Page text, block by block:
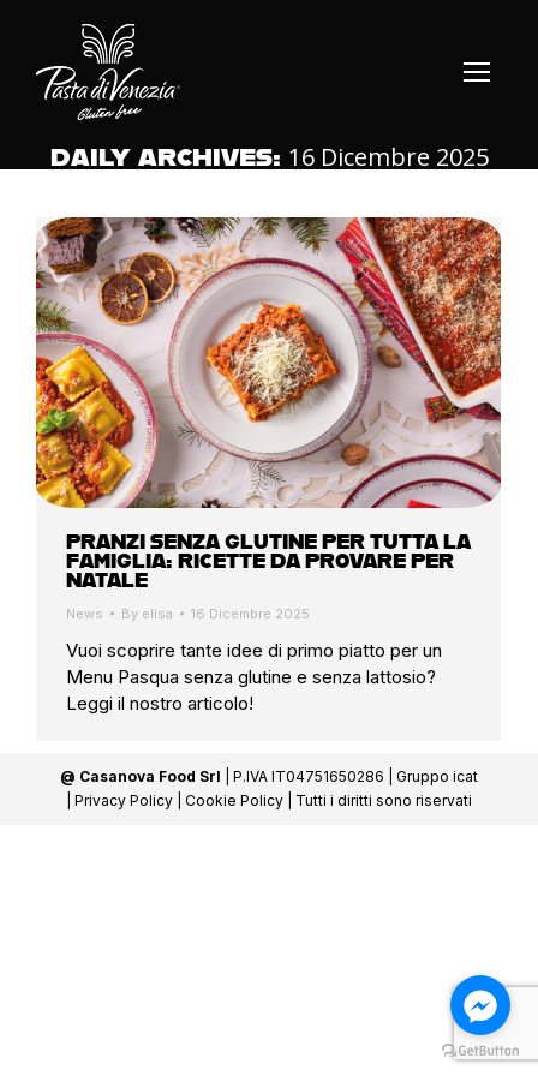
DAILY ARCHIVES: 16 Dicembre 2025
PRANZI SENZA GLUTINE PER TUTTA LA
FAMIGLIA: RICETTE DA PROVARE PER
NATALE
News By elisa 16 Dicembre 2025
Vuoi scoprire tante idee di primo piatto per un
Menu Pasqua senza glutine e senza lattosio?
Leggi il nostro articolo!
@ Casanova Food Srl | P.IVA IT04751650286 | Gruppo icat
Privacy Policy Cookie Policy | Tutti i diritti sono riservati